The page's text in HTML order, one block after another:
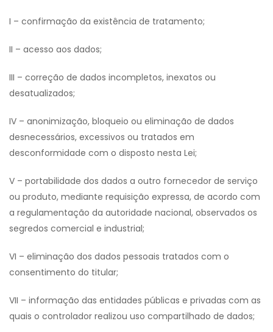
I – confirmação da existência de tratamento;
II – acesso aos dados;
III – correção de dados incompletos, inexatos ou
desatualizados;
IV – anonimização, bloqueio ou eliminação de dados
desnecessários, excessivos ou tratados em
desconformidade com o disposto nesta Lei;
V – portabilidade dos dados a outro fornecedor de serviço
ou produto, mediante requisição expressa, de acordo com
a regulamentação da autoridade nacional, observados os
segredos comercial e industrial;
VI – eliminação dos dados pessoais tratados com o
consentimento do titular;
VII – informação das entidades públicas e privadas com as
quais o controlador realizou uso compartilhado de dados;